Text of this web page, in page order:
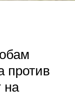
против
на